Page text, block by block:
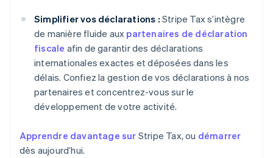
Simplifier vos déclarations : Stripe Tax s’intègre
de manière fluide aux partenaires de déclaration
fiscale afin de garantir des déclarations
internationales exactes et déposées dans les
délais. Confiez la gestion de vos déclarations à nos
partenaires et concentrez-vous sur le
développement de votre activité.
Apprendre davantage sur Stripe Tax, ou démarrer
dès aujourd’hui.